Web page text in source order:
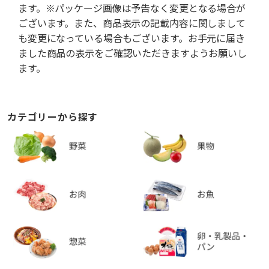
ます。※パッケージ画像は予告なく変更となる場合が
ございます。また、商品表示の記載内容に関しまして
も変更になっている場合もございます。お手元に届き
ました商品の表示をご確認いただきますようお願いし
ます。
カテゴリーから探す